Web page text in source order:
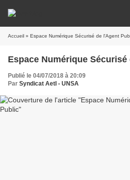
Accueil » Espace Numérique Sécurisé de l'Agent
Espace Numérique
Publié le 04/07/2018 à 20:09
Par Syndicat AetI - UNSA